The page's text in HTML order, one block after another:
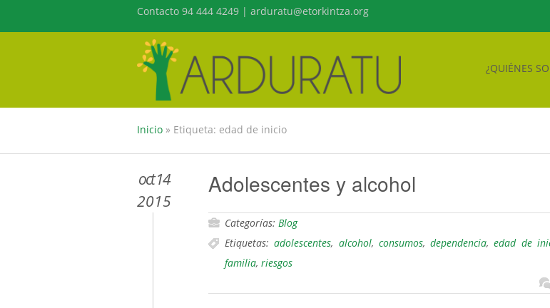
Contacto 94 444 4249 | arduratu@etorkintza.org
¿QUIÉNES
Inicio » Etiqueta: edad de inicio
oct 14
2015
Adolescentes y alcohol
Categorías: Blog
Etiquetas:adolescentes, alcohol, consumos,dependencia,edad de
familia, riesgos